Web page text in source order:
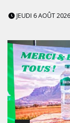
JEUDI 6 AOÛT 2026